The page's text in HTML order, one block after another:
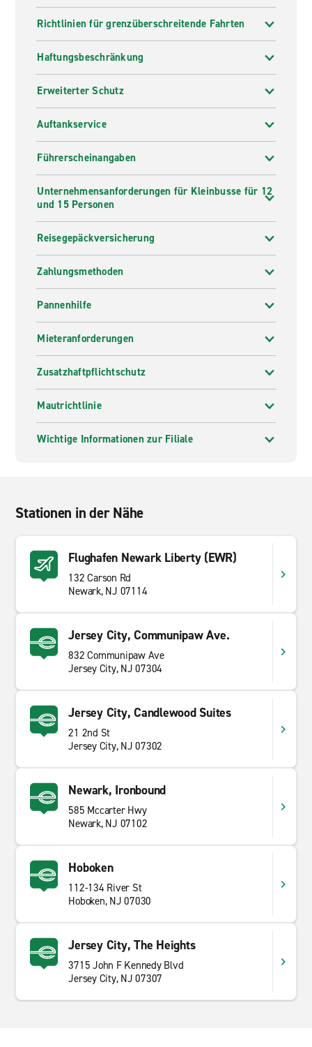
Richtlinien für grenzüberschreitende Fahrten
Haftungsbeschränkung
Erweiterter Schutz
Auftankservice
Führerscheinangaben
Unternehmensanforderungen für Kleinbusse für 12
und 15 Personen
Reisegepäckversicherung
Zahlungsmethoden
Pannenhilfe
Mieteranforderungen
Zusatzhaftpflichtschutz
Mautrichtlinie
Wichtige Informationen zur Filiale
Stationen in der Nähe
Flughafen Newark Liberty (EWR)
132 Carson Rd
Newark, NJ 07114
Jersey City, Communipaw Ave.
832 Communipaw Ave
Jersey City, NJ 07304
Jersey City, Candlewood Suites
21 2nd St
Jersey City, NJ 07302
Newark, Ironbound
585 Mccarter Hwy
Newark, NJ 07102
Hoboken
112-134 River St
Hoboken, NJ 07030
Jersey City, The Heights
3715 John F Kennedy Blvd
Jersey City, NJ 07307